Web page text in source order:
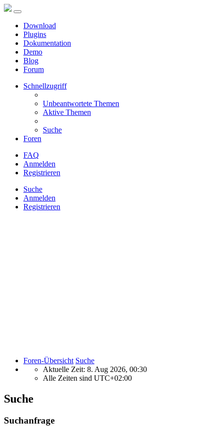
Download
Plugins
Dokumentation
Demo
Blog
Forum
Schnellzugriff
Unbeantwortete Themen
Aktive Themen
Suche
Foren
FAQ
Anmelden
Registrieren
Suche
Anmelden
Registrieren
Foren-Übersicht Suche
Aktuelle Zeit: 8. Aug 2026, 00:30
Alle Zeiten sind UTC+02:00
Suche
Suchanfrage